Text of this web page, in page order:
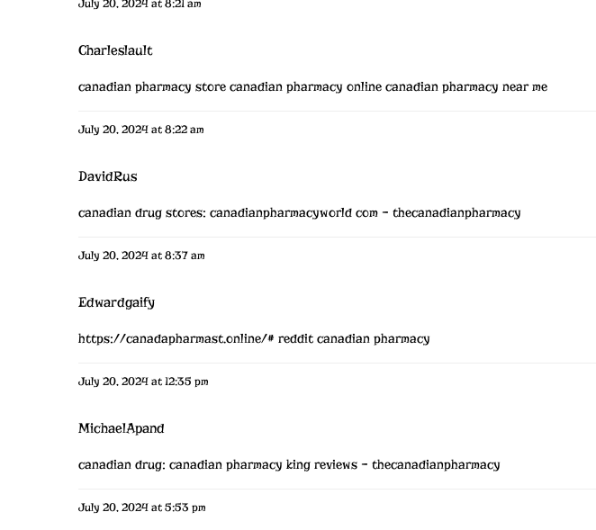
July 20, 2024 at 8:21 am
Charleslault
canadian pharmacy store canadian pharmacy online canadian pharmacy near me
July 20, 2024 at 8:22 am
DavidRus
canadian drug stores: canadianpharmacyworld com – thecanadianpharmacy
July 20, 2024 at 8:37 am
Edwardgaify
https://canadapharmast.online/# reddit canadian pharmacy
July 20, 2024 at 12:35 pm
MichaelApand
canadian drug: canadian pharmacy king reviews – thecanadianpharmacy
July 20, 2024 at 5:53 pm